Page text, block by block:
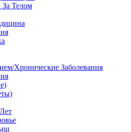
За Телом
Хронические Заболевания